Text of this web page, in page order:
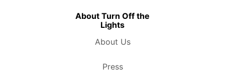
About Turn Off the
Lights
About Us
Press